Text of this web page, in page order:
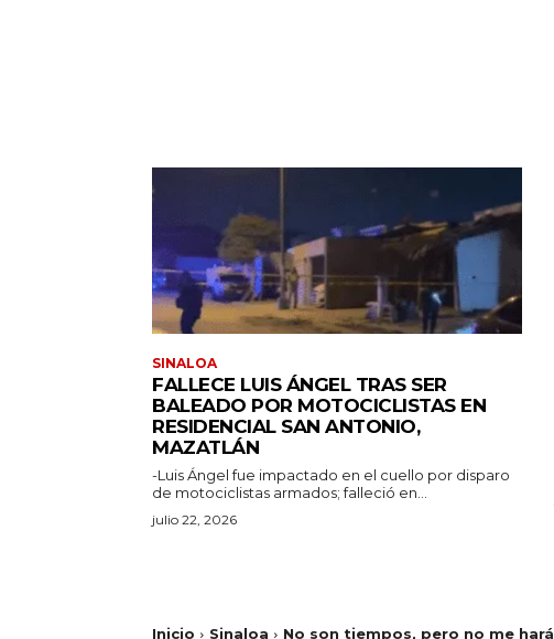
SINALOA
FALLECE LUIS ÁNGEL TRAS SER
BALEADO POR MOTOCICLISTAS EN
RESIDENCIAL SAN ANTONIO,
MAZATLÁN
-Luis Ángel fue impactado en el cuello por disparo
de motociclistas armados; falleció en...
julio 22, 2026